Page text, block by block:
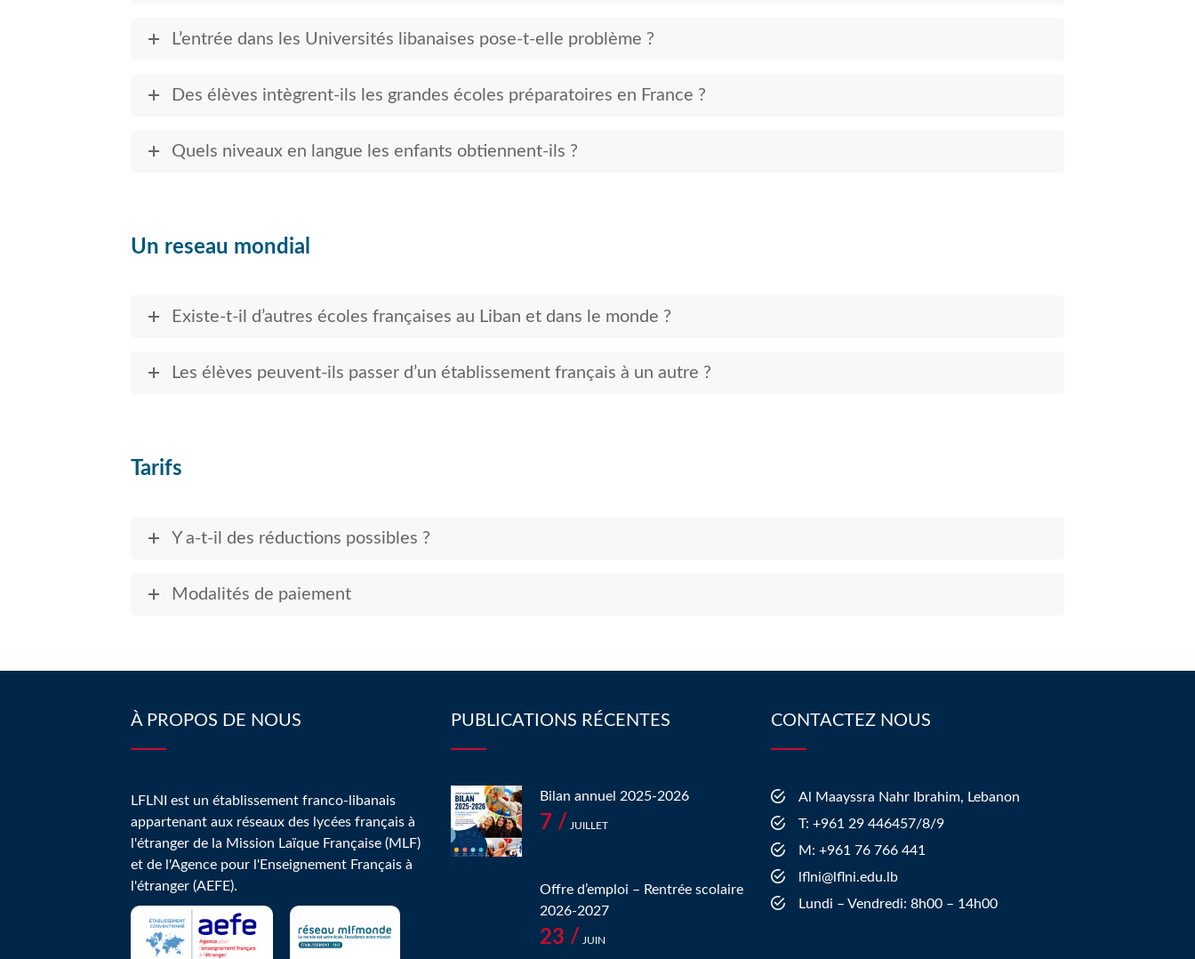
L’entrée dans les Universités libanaises pose-t-elle problème ?
Des élèves intègrent-ils les grandes écoles préparatoires en France ?
Quels niveaux en langue les enfants obtiennent-ils ?
Un reseau mondial
Existe-t-il d’autres écoles françaises au Liban et dans le monde ?
Les élèves peuvent-ils passer d’un établissement français à un autre ?
Tarifs
Y a-t-il des réductions possibles ?
Modalités de paiement
À PROPOS DE NOUS
LFLNI est un établissement franco-libanais
appartenant aux réseaux des lycées français à
l'étranger de la Mission Laïque Française (MLF)
et de l'Agence pour l'Enseignement Français à
l'étranger (AEFE).
PUBLICATIONS RÉCENTES
Bilan annuel 2025-2026
7 / JUILLET
Offre d’emploi – Rentrée scolaire
2026-2027
23 / JUIN
CONTACTEZ NOUS
Al Maayssra Nahr Ibrahim, Lebanon
​T: +961 29 446457/8/9
​M: +961 76 766 441
lflni@lflni.edu.lb
Lundi – Vendredi: 8h00 – 14h00